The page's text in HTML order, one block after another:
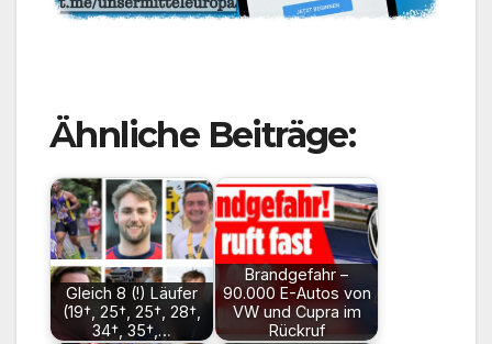
Ähnliche Beiträge:
Gleich 8 (!) Läufer
(19†, 25†, 25†, 28†,
34†, 35†,…
Brandgefahr –
90.000 E-Autos von
VW und Cupra im
Rückruf